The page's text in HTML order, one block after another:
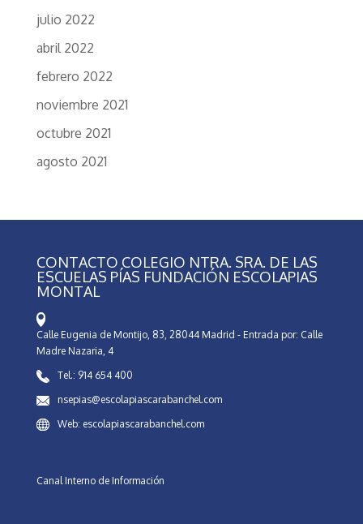
julio 2022
abril 2022
febrero 2022
noviembre 2021
octubre 2021
agosto 2021
CONTACTO COLEGIO NTRA. SRA. DE LAS
ESCUELAS PÍAS FUNDACIÓN ESCOLAPIAS
MONTAL
Calle Eugenia de Montijo, 83, 28044 Madrid - Entrada por: Calle
Madre Nazaria, 4
Tel.: 914 654 400
nsepias@escolapiascarabanchel.com
Web: escolapiascarabanchel.com
Canal Interno de Información